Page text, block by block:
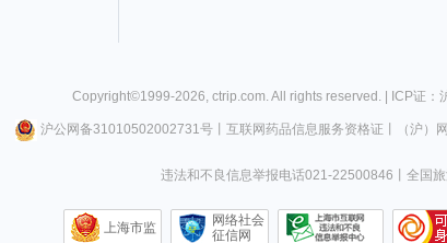
Copyright©1999-2026, ctrip.com. All rights reserved. | ICP证：
沪公网备31010502002731号丨 互联网药品信息服务资格证 （沪）
违法和不良信息举报电话021-22500846 全国
上海市监
网络社会
征信网